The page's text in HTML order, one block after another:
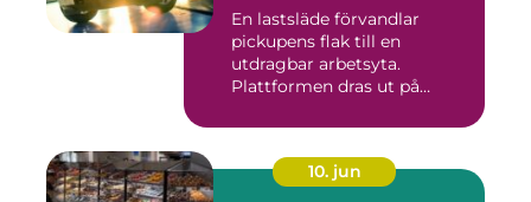
En lastsläde förvandlar
pickupens flak till en
utdragbar arbetsyta.
Plattformen dras ut på
10. jun